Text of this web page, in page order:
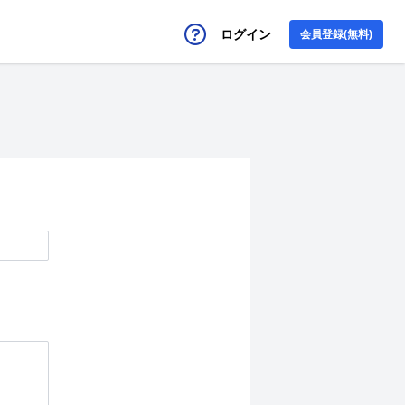
ログイン 会員登録(無料)